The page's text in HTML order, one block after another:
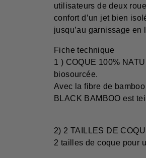
utilisateurs de deux
confort d’un jet bien
jusqu’au garnissage
Fiche technique
1 ) COQUE 100%
biosourcée.
Avec la fibre de
BLACK BAMBOO est
2) 2 TAILLES DE
2 tailles de coque pour